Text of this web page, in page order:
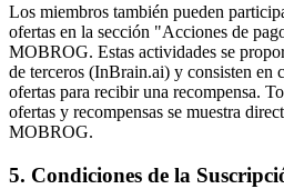
Los miembros también pueden
ofertas en la sección "Acciones de
MOBROG. Estas actividades se
de terceros (InBrain.ai) y consisten en
ofertas para recibir una recompensa.
ofertas y recompensas se muestra
MOBROG.
5. Condiciones de la